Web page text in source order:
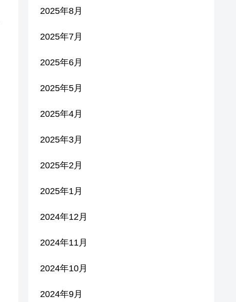
2025年8月
2025年7月
2025年6月
2025年5月
2025年4月
2025年3月
2025年2月
2025年1月
2024年12月
2024年11月
2024年10月
2024年9月